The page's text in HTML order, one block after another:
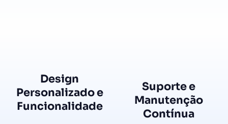
Design
Personalizado e
Funcionalidade
Suporte e
Manutenção
Contínua